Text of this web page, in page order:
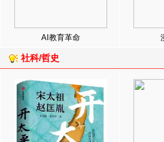
AI教育革命
社科/哲史